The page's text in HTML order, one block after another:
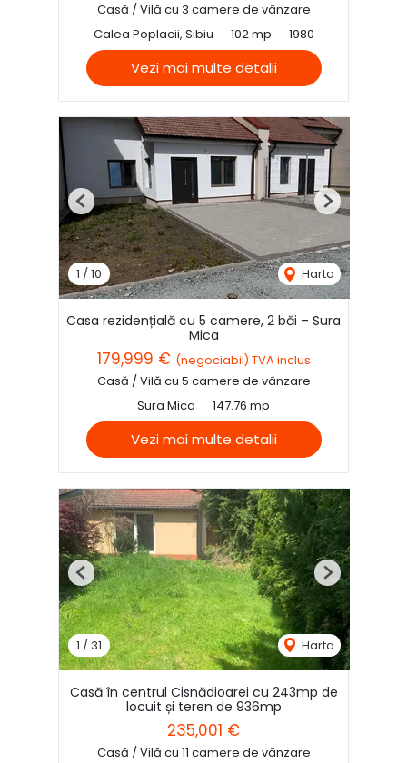
Casă / Vilă cu 3 camere de vânzare
Calea Poplacii, Sibiu
102 mp 1980
Vezi mai multe detalii
1 /10 Harta
Previous Next
Casa rezidențială cu 5 camere, 2 băi – Sura
Mica
179,999 € (negociabil) TVA inclus
Casă / Vilă cu 5 camere de vânzare
Sura Mica
147.76 mp
Vezi mai multe detalii
1 / 31 Harta
Previous Next
Casă în centrul Cisnădioarei cu 243mp de
locuit și teren de 936mp
235,001 €
Casă / Vilă cu 11 camere de vânzare